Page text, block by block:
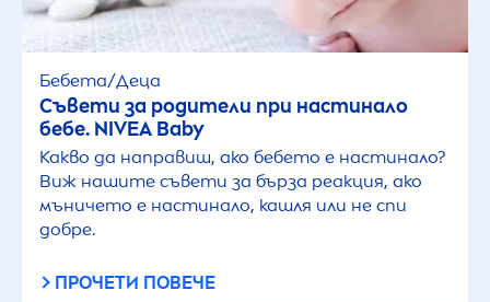
Бебета/Деца
Съвети за родители при настинало
бебе. NIVEA Baby
Какво да направиш, ако бебето е настинало?
Виж нашите съвети за бърза реакция, ако
мъничето е настинало, кашля или не спи
добре.
ПРОЧЕТИ ПОВЕЧЕ